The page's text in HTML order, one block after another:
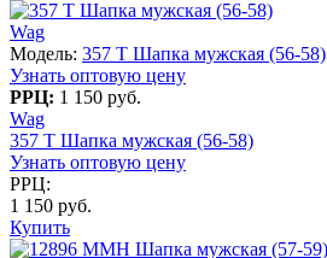
Wag
Модель: 357 T Шапка мужская (56-58)
Узнать оптовую цену
РРЦ: 1 150 руб.
Wag
357 T Шапка мужская (56-58)
Узнать оптовую цену
РРЦ:
1 150 руб.
Купить